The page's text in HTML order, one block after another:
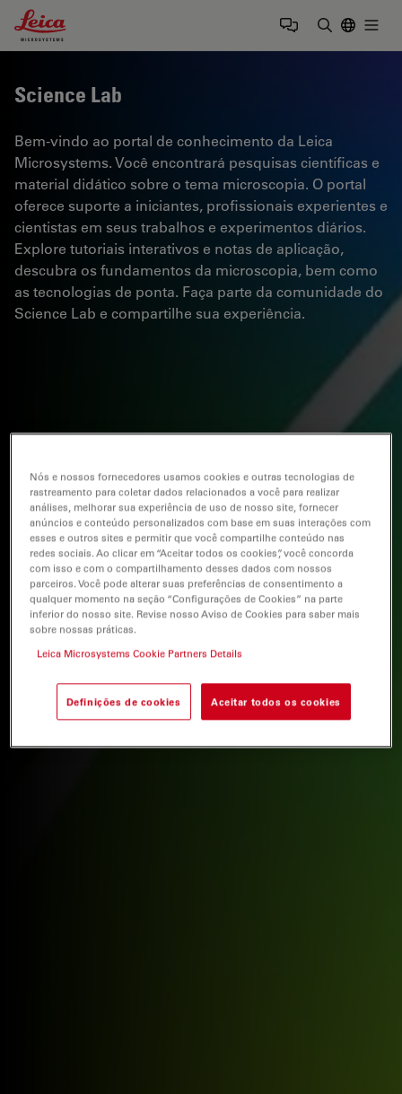
Leica Microsystems Logo
Science Lab
Bem-vindo ao portal de conhecimento da Leica
Microsystems. Você encontrará pesquisas científicas e
material didático sobre o tema microscopia. O portal
oferece suporte a iniciantes, profissionais experientes e
cientistas em seus trabalhos e experimentos diários.
Explore tutoriais interativos e notas de aplicação,
descubra os fundamentos da microscopia, bem como
as tecnologias de ponta. Faça parte da comunidade do
Science Lab e compartilhe sua experiência.
Nós e nossos fornecedores usamos cookies e outras tecnologias de
rastreamento para coletar dados relacionados a você para realizar
análises, melhorar sua experiência de uso de nosso site, fornecer
anúncios e conteúdo personalizados com base em suas interações com
esses e outros sites e permitir que você compartilhe conteúdo nas
redes sociais. Ao clicar em “Aceitar todos os cookies”, você concorda
com isso e com o compartilhamento desses dados com nossos
parceiros. Você pode alterar suas preferências de consentimento a
qualquer momento na seção “Configurações de Cookies” na parte
inferior do nosso site. Revise nosso Aviso de Cookies para saber mais
sobre nossas práticas.
Leica Microsystems Cookie Partners Details
Definições de cookies Aceitar todos os cookies